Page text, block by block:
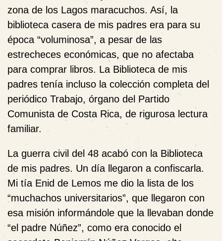
zona de los Lagos maracuchos. Así, la
biblioteca casera de mis padres era para su
época “voluminosa”, a pesar de las
estrecheces económicas, que no afectaba
para comprar libros. La Biblioteca de mis
padres tenía incluso la colección completa del
periódico Trabajo, órgano del Partido
Comunista de Costa Rica, de rigurosa lectura
familiar.
La guerra civil del 48 acabó con la Biblioteca
de mis padres. Un día llegaron a confiscarla.
Mi tía Enid de Lemos me dio la lista de los
“muchachos universitarios”, que llegaron con
esa misión informándole que la llevaban donde
“el padre Núñez”, como era conocido el